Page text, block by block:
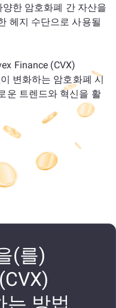
한 암호화폐 간 자산을
헤지 수단으로 사용될
Finance (CVX)
변화하는 암호화폐 시
운 트렌드와 혁신을 활
(를)
는 방법